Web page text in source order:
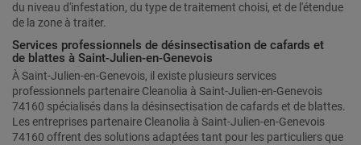
du niveau d'infestation, du type de traitement choisi, et de l'étendue
de la zone à traiter.
Services professionnels de désinsectisation de cafards et
de blattes à Saint-Julien-en-Genevois
À Saint-Julien-en-Genevois, il existe plusieurs services
professionnels partenaire Cleanolia à Saint-Julien-en-Genevois
74160 spécialisés dans la désinsectisation de cafards et de blattes.
Les entreprises partenaire Cleanolia à Saint-Julien-en-Genevois
74160 offrent des solutions adaptées tant pour les particuliers que